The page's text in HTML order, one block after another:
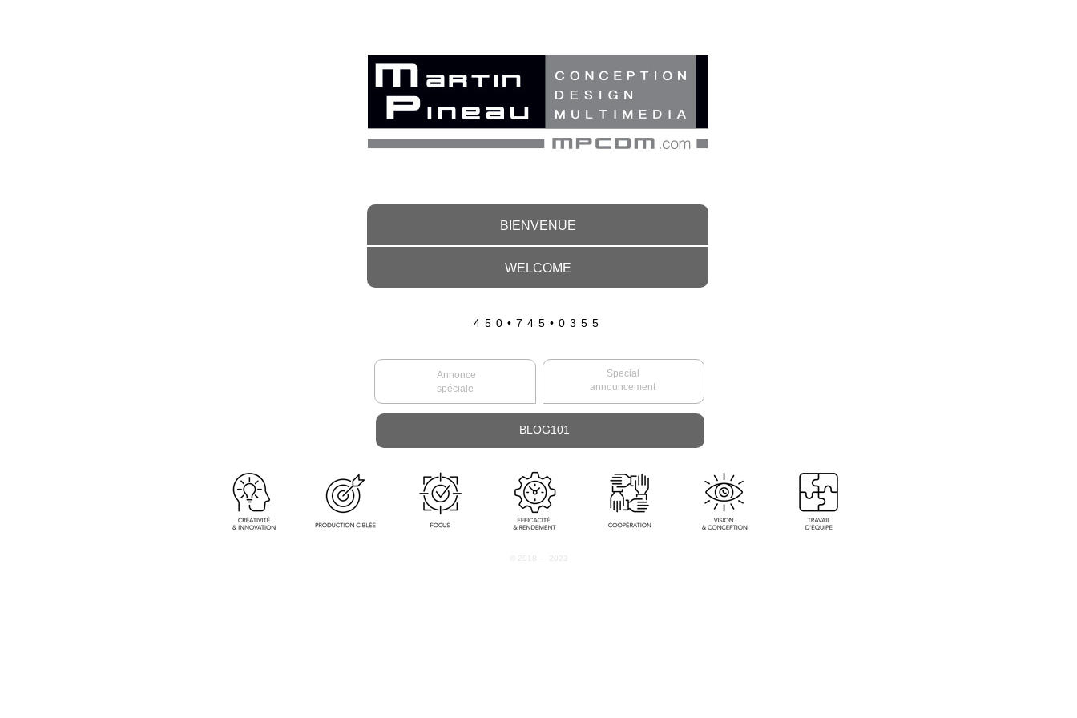
BIENVENUE
WELCOME
450•745•0355
Annonce
spéciale
Special
announcement
BLOG101
© 2018 – 2023